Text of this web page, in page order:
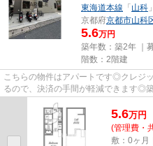
東海道本線 「 山科
京都府京都市山科
5.6万円
築年数：築2年 ｜
階数：2階建
こちらの物件はアパートです◎クレジ
るので、決済の手間が軽減できます◎
れいな物件で気持ちもフレッシュ...
5.6万円
(管理費・
敷：0ヶ月